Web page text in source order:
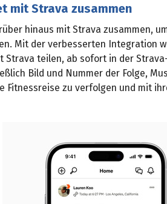
mit Strava zusammen
hinaus mit Strava zusammen,
Mit der verbesserten Integration
Strava teilen, ab sofort in der
Bild und Nummer der Folge,
Fitnessreise zu verfolgen und mit